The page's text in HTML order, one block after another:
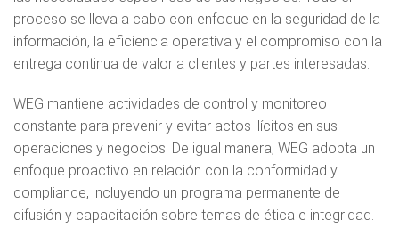
proceso se lleva a cabo con enfoque en la seguridad de la
información, la eficiencia operativa y el compromiso con la
entrega continua de valor a clientes y partes interesadas.
WEG mantiene actividades de control y monitoreo
constante para prevenir y evitar actos ilícitos en sus
operaciones y negocios. De igual manera, WEG adopta un
enfoque proactivo en relación con la conformidad y
compliance, incluyendo un programa permanente de
difusión y capacitación sobre temas de ética e integridad.